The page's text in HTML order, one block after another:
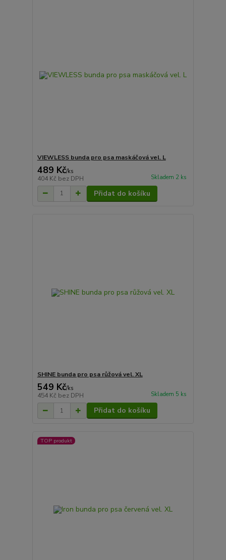
VIEWLESS bunda pro psa maskáčová vel. L
489 Kč/ks
404 Kč bez DPH Skladem 2 ks
Přidat do košíku
SHINE bunda pro psa růžová vel. XL
549 Kč/ks
454 Kč bez DPH Skladem 5 ks
Přidat do košíku
TOP produkt